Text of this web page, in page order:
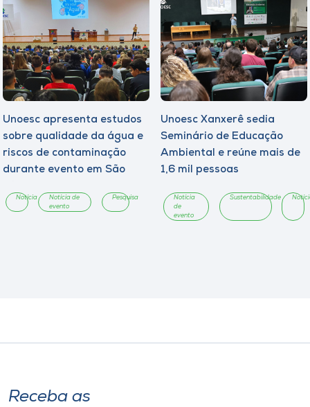
Unoesc apresenta estudos
sobre qualidade da água e
riscos de contaminação
durante evento em São
Notícia
Notícia de
evento
Pesquisa
Unoesc Xanxerê sedia
Seminário de Educação
Ambiental e reúne mais de
1,6 mil pessoas
Notícia
de
evento
Sustentabilidade
Receba as